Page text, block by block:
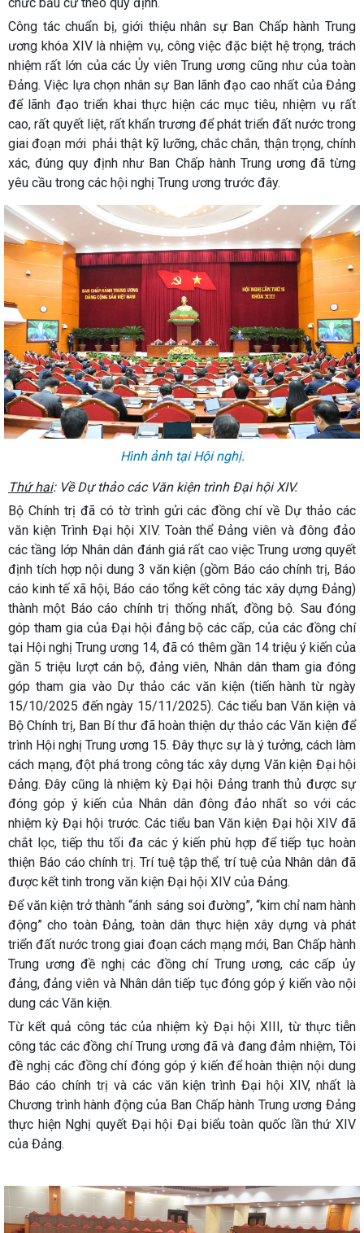
Công tác chuẩn bị, giới thiệu nhân sự Ban Chấp hành Trung
ương khóa XIV là nhiệm vụ, công việc đặc biệt hệ trọng, trách
nhiệm rất lớn của các Ủy viên Trung ương cũng như của toàn
Đảng. Việc lựa chọn nhân sự Ban lãnh đạo cao nhất của Đảng
để lãnh đạo triển khai thực hiện các mục tiêu, nhiệm vụ rất
cao, rất quyết liệt, rất khẩn trương để phát triển đất nước trong
giai đoạn mới phải thật kỹ lưỡng, chắc chắn, thận trọng, chính
xác, đúng quy định như Ban Chấp hành Trung ương đã từng
yêu cầu trong các hội nghị Trung ương trước đây.
Hình ảnh tại Hội nghị.
Thứ hai: Về Dự thảo các Văn kiện trình Đại hội XIV.
Bộ Chính trị đã có tờ trình gửi các đồng chí về Dự thảo các
văn kiện Trình Đại hội XIV. Toàn thể Đảng viên và đông đảo
các tầng lớp Nhân dân đánh giá rất cao việc Trung ương quyết
định tích hợp nội dung 3 văn kiện (gồm Báo cáo chính trị, Báo
cáo kinh tế xã hội, Báo cáo tổng kết công tác xây dựng Đảng)
thành một Báo cáo chính trị thống nhất, đồng bộ. Sau đóng
góp tham gia của Đại hội đảng bộ các cấp, của các đồng chí
tại Hội nghị Trung ương 14, đã có thêm gần 14 triệu ý kiến của
gần 5 triệu lượt cán bộ, đảng viên, Nhân dân tham gia đóng
góp tham gia vào Dự thảo các văn kiện (tiến hành từ ngày
15/10/2025 đến ngày 15/11/2025). Các tiểu ban Văn kiện và
Bộ Chính trị, Ban Bí thư đã hoàn thiện dự thảo các Văn kiện để
trình Hội nghị Trung ương 15. Đây thực sự là ý tưởng, cách làm
cách mạng, đột phá trong công tác xây dựng Văn kiện Đại hội
Đảng. Đây cũng là nhiệm kỳ Đại hội Đảng tranh thủ được sự
đóng góp ý kiến của Nhân dân đông đảo nhất so với các
nhiệm kỳ Đại hội trước. Các tiểu ban Văn kiện Đại hội XIV đã
chắt lọc, tiếp thu tối đa các ý kiến phù hợp để tiếp tục hoàn
thiện Báo cáo chính trị. Trí tuệ tập thể, trí tuệ của Nhân dân đã
được kết tinh trong văn kiện Đại hội XIV của Đảng.
Để văn kiện trở thành “ánh sáng soi đường”, “kim chỉ nam hành
động” cho toàn Đảng, toàn dân thực hiện xây dựng và phát
triển đất nước trong giai đoạn cách mạng mới, Ban Chấp hành
Trung ương đề nghị các đồng chí Trung ương, các cấp ủy
đảng, đảng viên và Nhân dân tiếp tục đóng góp ý kiến vào nội
dung các Văn kiện.
Từ kết quả công tác của nhiệm kỳ Đại hội XIII, từ thực tiễn
công tác các đồng chí Trung ương đã và đang đảm nhiệm, Tôi
đề nghị các đồng chí đóng góp ý kiến để hoàn thiện nội dung
Báo cáo chính trị và các văn kiện trình Đại hội XIV, nhất là
Chương trình hành động của Ban Chấp hành Trung ương Đảng
thực hiện Nghị quyết Đại hội Đại biểu toàn quốc lần thứ XIV
của Đảng.